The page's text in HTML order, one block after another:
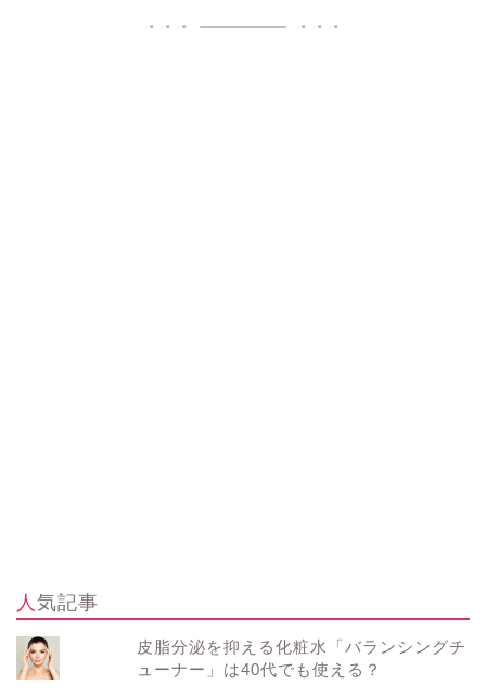
人気記事
皮脂分泌を抑える化粧水「バランシングチ
ューナー」は40代でも使える？